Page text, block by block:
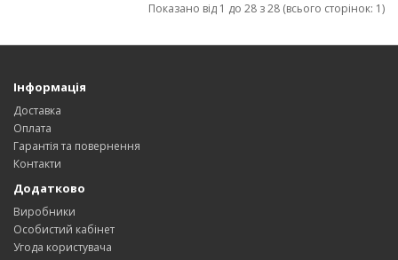
Показано від 1 до 28 з 28 (всього сторінок: 1)
Інформація
Доставка
Оплата
Гарантія та повернення
Контакти
Додатково
Виробники
Особистий кабінет
Угода користувача